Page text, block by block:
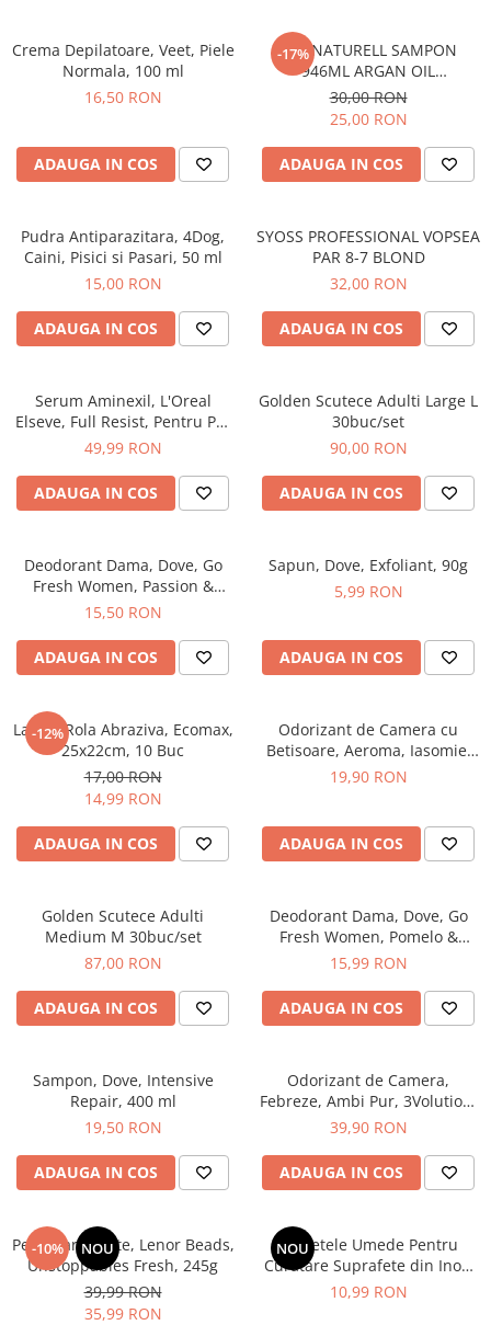
Igiena Intima
Absorbante
Absorbante Incontinenta
Lotiuni si Geluri Intime
Servetele Umede pentru Adulti
Igiena Orala
Apa de Gura
Pasta de Dinti
Ingrijire Buze
Ingrijirea Parului
Produse Styling
Sampon Uscat
Tratament de Par
Ingrijirea Picioarelor
Creme de Fata
Demachiere
Manichiura si Pedichiura
Parfumuri
Body Mist
Pentru Femei
Unisex
Produse Barbierit
After Shave
After Shave Balsam
Geluri si Spume de Ras
Ingrijire Barba
Seturi Cadou
Pentru Femei
Uz Sanitar
Solutii Curatare Pardoseli
Solutii Curatare Suprafete Diverse
Solutii Intretinere Textile
Universale
Decoratiuni interior
Hartie Igienica
Ingrijire Incaltaminte
Lavete si Bureti
Manusi Menaj
Saci Menajeri
Crema Depilatoare, Veet, Piele
Normala, 100 ml
16,50 RON
ADAUGA IN COS
-17%
BIO NATURELL SAMPON
946ML ARGAN OIL
&COLLAGEN
30,00 RON
25,00 RON
ADAUGA IN COS
Pudra Antiparazitara, 4Dog,
Caini, Pisici si Pasari, 50 ml
15,00 RON
ADAUGA IN COS
SYOSS PROFESSIONAL VOPSEA
PAR 8-7 BLOND
32,00 RON
ADAUGA IN COS
Serum Aminexil, L'Oreal
Elseve, Full Resist, Pentru Par
cu Tendinta de Cadere, 100
49,99 RON
ADAUGA IN COS
Golden Scutece Adulti Large L
30buc/set
90,00 RON
ADAUGA IN COS
Deodorant Dama, Dove, Go
Fresh Women, Passion &
Lemongrass, Spray, 150 ml
15,50 RON
ADAUGA IN COS
Sapun, Dove, Exfoliant, 90g
5,99 RON
ADAUGA IN COS
-12%
Laveta Rola Abraziva, Ecomax,
25x22cm, 10 Buc
17,00 RON
14,99 RON
ADAUGA IN COS
Odorizant de Camera cu
Betisoare, Aeroma, Iasomie,
125 ml -
19,90 RON
ADAUGA IN COS
Golden Scutece Adulti
Medium M 30buc/set
87,00 RON
ADAUGA IN COS
Deodorant Dama, Dove, Go
Fresh Women, Pomelo &
Lemongrass, Spray, 150 ml
15,99 RON
ADAUGA IN COS
Sampon, Dove, Intensive
Repair, 400 ml
19,50 RON
ADAUGA IN COS
Odorizant de Camera,
Febreze, Ambi Pur, 3Volution,
Aparat Electric + Rezerva,
39,90 RON
ADAUGA IN COS
-10% NOU
Perle Parfumate, Lenor Beads,
Unstoppables Fresh, 245g
39,99 RON
35,99 RON
NOU
Servetele Umede Pentru
Curatare Suprafete din Inox,
Green Shield, 70 buc
10,99 RON